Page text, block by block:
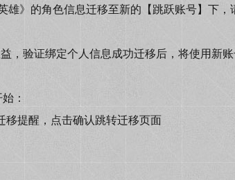
》的角色信息迁移至新的【跳跃账号】下，
验证绑定个人信息成功迁移后，将使用新账
：
提醒，点击确认跳转迁移页面